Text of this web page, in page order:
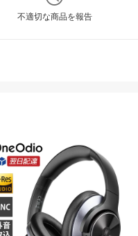
不適切な商品を報告